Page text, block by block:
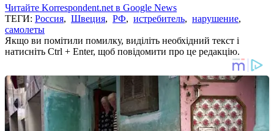
Читайте Korrespondent.net в Google News
ТЕГИ: Россия, Швеция, РФ, истребитель, нарушение,
самолеты
Якщо ви помітили помилку, виділіть необхідний текст і
натисніть Ctrl + Enter, щоб повідомити про це редакцію.